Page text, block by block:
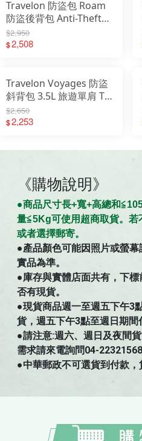
Travelon 防盜包 Roam
防盜後背包 Anti-Theft
斜背 側背 聯名款 TL-
43679A
$2,950
$2,508
Travelon Voyages 防盜
斜背包 3.5L 旅遊單肩 TL-
43671
$2,650
$2,253
《購物說明》
●商品尺寸長+寬+高總和
量≦5Kg可使用超商取貨。若
或者選擇郵寄。
●產品顏色可能因照片或螢
實品為準。
●庫存與實體店面共有，下
否有現貨。
●現貨商品週一至週五下午3
貨，週五下午3點至週日期
●請注意:週六、週日及夜間
需求請來電詢問04-22321568
●中華郵政不可選貨到付款